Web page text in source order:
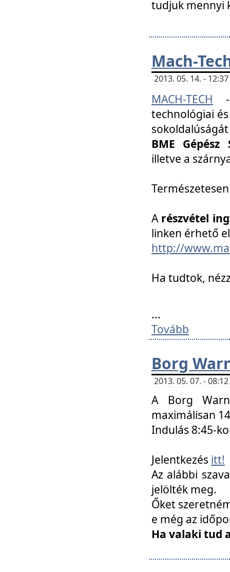
tudjuk mennyi
Mach-
2013. 05. 14. -
MACH-TECH
technológiai
BME
illetve a
A részvétel
linken érhető
http://
Ha tudtok,
...
Tovább
Borg
2013. 05. 07. -
A Borg
maximálisan
Indulás 8:45-
Jelentkezés itt!
Az alábbi
jelölték meg.
Őket
e még az
Ha valaki tud